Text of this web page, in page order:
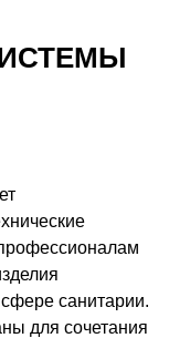
санитарии.
для сочетания